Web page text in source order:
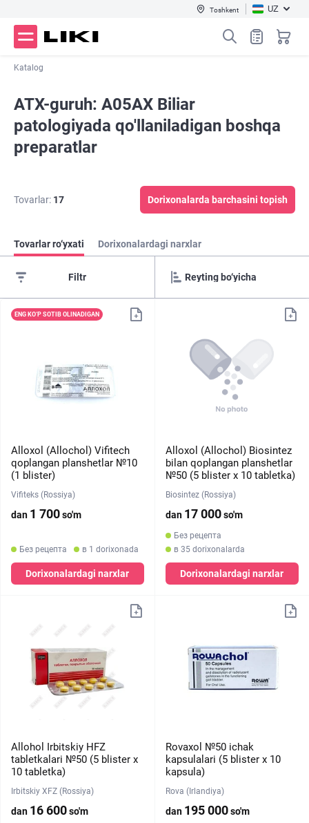
Toshkent UZ
Katalog
ATX-guruh: A05AX Biliar
patologiyada qo'llaniladigan boshqa
preparatlar
Tovarlar: 17 Dorixonalarda barchasini topish
Tovarlar ro‘yxati Dorixonalardagi narxlar
Filtr
ENG KO‘P SOTIB OLINADIGAN
Alloxol (Allochol) Vifitech
qoplangan planshetlar №10
(1 blister)
Vifiteks (Rossiya)
dan 1 700so'm
Без рецепта в 1 dorixonada
Dorixonalardagi narxlar
Alloxol (Allochol) Biosintez
bilan qoplangan planshetlar
№50 (5 blister х 10 tabletka)
Biosintez (Rossiya)
dan 17 000so'm
Без рецепта
в 35 dorixonalarda
Dorixonalardagi narxlar
Allohol Irbitskiy HFZ
tabletkalari №50 (5 blister х
10 tabletka)
Irbitskiy XFZ (Rossiya)
dan 16 600so'm
Rovaxol №50 ichak
kapsulalari (5 blister х 10
kapsula)
Rova (Irlandiya)
dan 195 000so'm